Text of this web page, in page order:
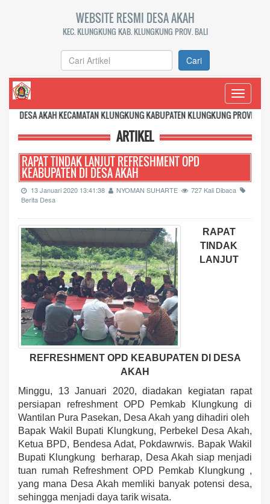
WEBSITE RESMI DESA AKAH
KEC. KLUNGKUNG KAB. KLUNGKUNG PROV. BALI
Cari
Toggle
KECAMATAN KLUNGKUNG KABUPATEN KLUNGKUNG PROVINSI BALI
ARTIKEL
RAPAT TINDAK LANJUT REFRESHMENT OPD
KEABUPATEN DI DESA AKAH
13 Januari 2020 13:41:38 NYOMAN SUHARTE
727 Kali Dibaca
Berita Desa
RAPAT
TINDAK
LANJUT
REFRESHMENT OPD KEABUPATEN DI DESA
AKAH
Minggu, 13 Januari 2020, diadakan kegiatan rapat
persiapan refreshment OPD Pemkab Klungkung di
Wantilan Pura Pasekan, Desa Akah yang dihadiri oleh
Bapak Wakil Bupati Klungkung, Perbekel Desa Akah,
Ketua BPD, Bendesa Adat, Pokdawrwis. Bapak Wakil
Bupati Klungkung berharap, Desa Akah siap menjadi
tuan rumah Refreshment OPD Pemkab Klungkung ,
yang mana Desa Akah memliki banyak potensi desa,
sehingga menjadi daya tarik wisata.